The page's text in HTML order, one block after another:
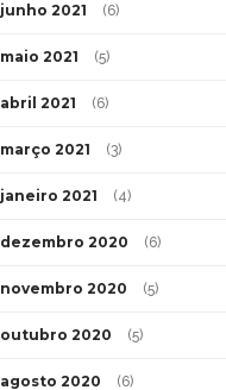
junho 2021 (6)
maio 2021 (5)
abril 2021 (6)
março 2021 (3)
janeiro 2021 (4)
dezembro 2020 (6)
novembro 2020 (5)
outubro 2020 (5)
agosto 2020 (6)